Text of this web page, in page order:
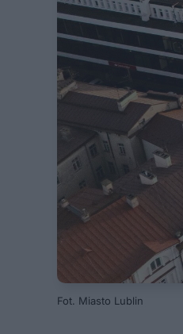
Fot. Miasto Lublin